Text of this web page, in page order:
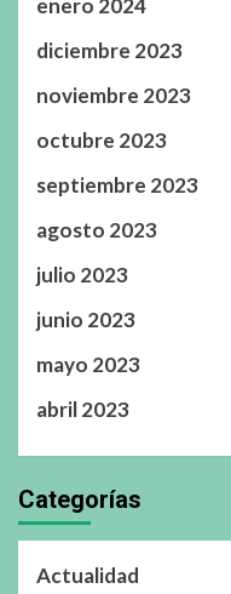
enero 2024
diciembre 2023
noviembre 2023
octubre 2023
septiembre 2023
agosto 2023
julio 2023
junio 2023
mayo 2023
abril 2023
Categorías
Actualidad